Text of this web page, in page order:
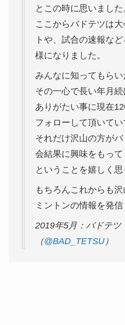
とこの時に思いました
ここからバドテツは
トや、試合の速報な
様になりました。
みんなに知ってもらい
その一心で長い年月続
ありがたい事に現在
フォローして頂いてい
それだけ沢山の方が
会結果に興味をもって
ということを嬉しく思
もちろんこれからも
ミントンの情報を発信
2019年5月：バドテツ
（@BAD_TETSU）